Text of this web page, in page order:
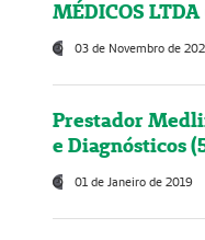
MÉDICOS
03 de Novembro de
Prestador
e Diagnósticos
01 de Janeiro de 2019